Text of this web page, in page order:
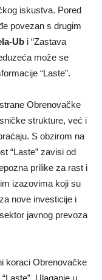
iskustva. Pored
povezan s drugim
Ub i “Zastava
može se
“Laste”.
Obrenovačke
strukture, već i
S obzirom na
“Laste” zavisi od
prilike za rast i
izazovima koji su
nove investicije i
javnog prevoza
koraci Obrenovačke
Ulaganje u